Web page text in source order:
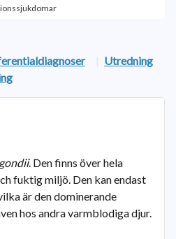
| Utredning
. Den finns över hela
fuktig miljö. Den kan endast
är den dominerande
hos andra varmblodiga djur.